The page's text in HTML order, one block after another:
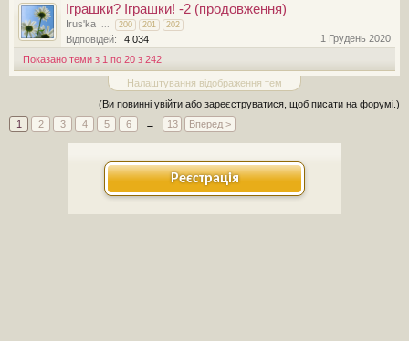
Іграшки? Іграшки! -2 (продовження)
Irus'ka ... 200 201 202
Відповідей: 4.034
1 Грудень 2020
Показано теми з 1 по 20 з 242
Налаштування відображення тем
(Ви повинні увійти або зареєструватися, щоб писати на форумі.)
1
2 3 4 5 6 → 13 Вперед >
Реєстрація